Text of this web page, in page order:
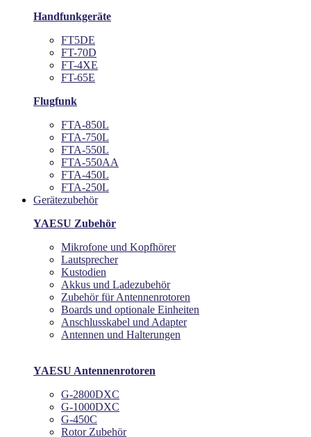
Handfunkgeräte
FT5DE
FT-70D
FT-4XE
FT-65E
Flugfunk
FTA-850L
FTA-750L
FTA-550L
FTA-550AA
FTA-450L
FTA-250L
Gerätezubehör
YAESU Zubehör
Mikrofone und Kopfhörer
Lautsprecher
Kustodien
Akkus und Ladezubehör
Zubehör für Antennenrotoren
Boards und optionale Einheiten
Anschlusskabel und Adapter
Antennen und Halterungen
YAESU Antennenrotoren
G-2800DXC
G-1000DXC
G-450C
Rotor Zubehör